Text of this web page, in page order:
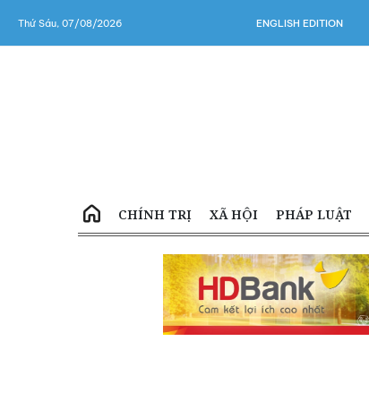
Thứ Sáu, 07/08/2026 ENGLISH EDITION
CHÍNH TRỊ XÃ HỘI PHÁP LUẬT